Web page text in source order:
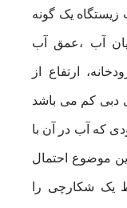
یک گونه
آب ،عمق آب
ارتفاع از
دبی کم می باشد
که آب در آن با
موضوع احتمال
یک شکارچی را